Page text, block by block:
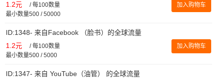
1.2元 /每100数量
最小数量500 / 50000
加入购物车
ID:1348- 来自Facebook （脸书）的全球流量
1.2元 /每100数量
最小数量500 / 5000
加入购物车
ID:1347- 来自 YouTube（油管） 的全球流量